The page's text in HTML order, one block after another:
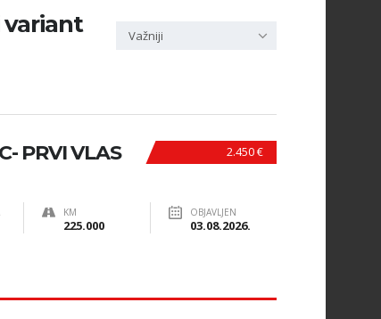
variant
Važniji
2.450 €
PRVI VLAS
KM
225.000
OBJAVLJEN
03.08.2026.